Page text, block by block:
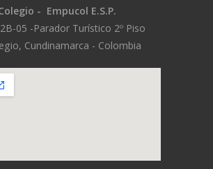
- Empucol E.S.P.
05 -Parador Turístico 2º Piso
Cundinamarca - Colombia